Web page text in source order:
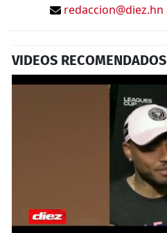
redaccion@diez.hn
VIDEOS RECOMENDADOS